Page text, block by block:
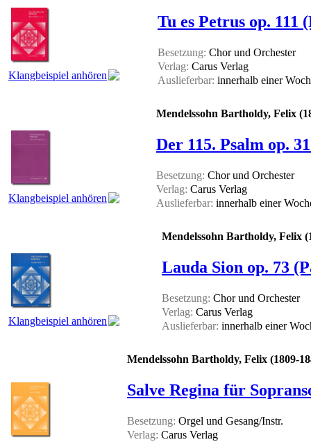
Klangbeispiel anhören
Tu es Petrus op. 111
Besetzung: Chor und Orchester
Verlag: Carus Verlag
Auslieferbar: innerhalb einer
Klangbeispiel anhören
Mendelssohn Bartholdy, Felix
Der 115. Psalm op.
Besetzung: Chor und Orchester
Verlag: Carus Verlag
Auslieferbar: innerhalb einer
Klangbeispiel anhören
Mendelssohn Bartholdy, Felix
Lauda Sion op. 73
Besetzung: Chor und Orchester
Verlag: Carus Verlag
Auslieferbar: innerhalb einer
Mendelssohn Bartholdy, Felix (1809-
Salve Regina für
Besetzung: Orgel und Gesang/Instr.
Verlag: Carus Verlag